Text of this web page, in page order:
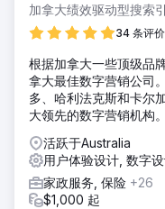
加拿大绩效驱动型搜索
34 条评价
根据加拿大一些顶级品
拿大最佳数字营销公司
多、哈利法克斯和卡尔
大领先的数字营销机构。
活跃于Australia
用户体验设计, 数字
家政服务, 保险 +26
$1,000 起